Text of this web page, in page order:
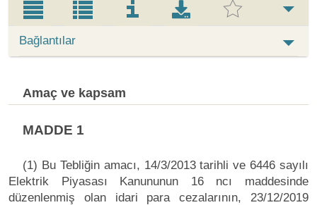
Bağlantılar
Amaç ve kapsam
MADDE 1
(1) Bu Tebliğin amacı, 14/3/2013 tarihli ve 6446 sayılı
Elektrik Piyasası Kanununun 16 ncı maddesinde
düzenlenmiş olan idari para cezalarının, 23/12/2019